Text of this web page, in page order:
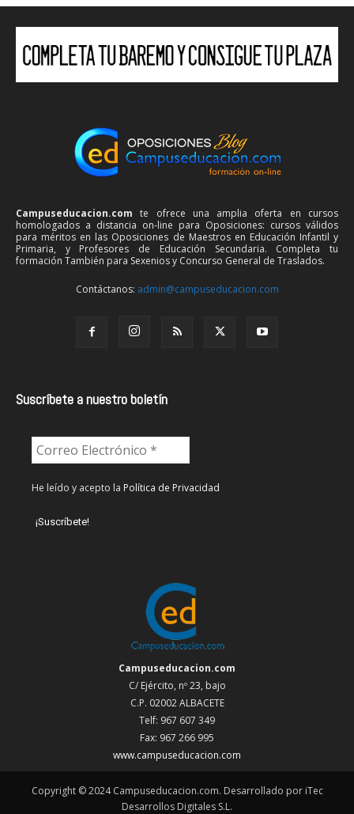
Campuseducacion.com te ofrece una amplia oferta en cursos
homologados a distancia on-line para Oposiciones: cursos válidos
para méritos en las Oposiciones de Maestros en Educación Infantil y
Primaria, y Profesores de Educación Secundaria. Completa tu
formación También para Sexenios y Concurso General de Traslados.
Contáctanos: admin@campuseducacion.com
Suscríbete a nuestro boletín
He leído y acepto la Política de Privacidad
Campuseducacion.com
C/ Ejército, nº 23, bajo
C.P. 02002 ALBACETE
Telf: 967 607 349
Fax: 967 266 995
www.campuseducacion.com
Copyright © 2024 Campuseducacion.com. Desarrollado por iTec
Desarrollos Digitales S.L.